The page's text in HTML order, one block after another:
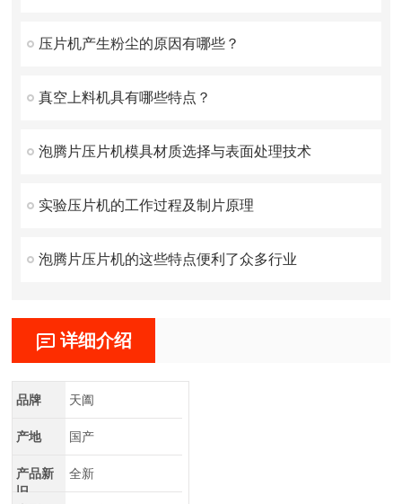
压片机产生粉尘的原因有哪些？
真空上料机具有哪些特点？
泡腾片压片机模具材质选择与表面处理技术
实验压片机的工作过程及制片原理
泡腾片压片机的这些特点便利了众多行业
详细介绍
品牌 天阖
产地 国产
产品新
旧
全新